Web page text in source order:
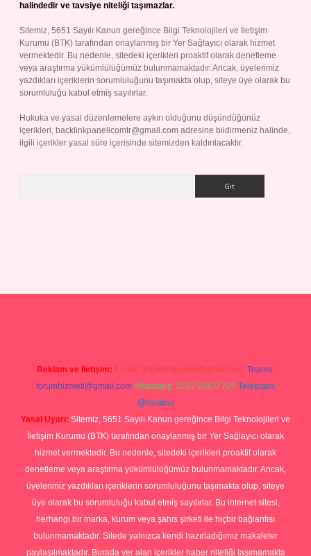
halindedir ve tavsiye niteliği taşımazlar.
Sitemiz, 5651 Sayılı Kanun gereğince Bilgi Teknolojileri ve İletişim
Kurumu (BTK) tarafından onaylanmış bir Yer Sağlayıcı olarak hizmet
vermektedir. Bu nedenle, sitedeki içerikleri proaktif olarak denetleme
veya araştırma yükümlülüğümüz bulunmamaktadır. Ancak, üyelerimiz
yazdıkları içeriklerin sorumluluğunu taşımakta olup, siteye üye olarak bu
sorumluluğu kabul etmiş sayılırlar.
Hukuka ve yasal düzenlemelere aykırı olduğunu düşündüğünüz
içerikleri, backlinkpanelicomtr@gmail.com adresine bildirmeniz halinde,
ilgili içerikler yasal süre içerisinde sitemizden kaldırılacaktır.
Reklam ve İletişim: E-mail: backlinkpaneli@gmail.com Teams:
forumhizmeti@gmail.com Whatsapp: 0262 606 0 726 Telegram:
@karabul
Yasal Uyarı: Sitemiz, 5651 Sayılı Kanun gereğince Bilgi Teknolojileri ve
İletişim Kurumu (BTK) tarafından onaylanmış bir Yer Sağlayıcı olarak
hizmet vermektedir. Bu nedenle, sitedeki içerikleri proaktif olarak
denetleme veya araştırma yükümlülüğümüz bulunmamaktadır. Ancak,
üyelerimiz yazdıkları içeriklerin sorumluluğunu taşımakta olup, siteye
üye olarak bu sorumluluğu kabul etmiş sayılırlar. Bu internet sitesi,
herhangi bir marka, kurum veya şahıs şirketi ile hiçbir bağlantısı
bulunmamaktadır. Sitede yalnızca kendi hazırladığımız makaleler
paylaşılmaktadır. Burada yer alan içerikler haber niteliği taşımamakta